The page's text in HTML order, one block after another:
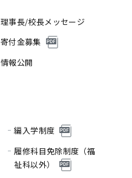
理事長/校長メッセージ
寄付金募集
情報公開
編入学制度
履修科目免除制度（福
祉科以外）